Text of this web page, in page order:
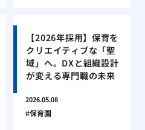
【2026年採用】保育を
クリエイティブな「聖
域」へ。DXと組織設計
が変える専門職の未来
2026.05.08
保育園